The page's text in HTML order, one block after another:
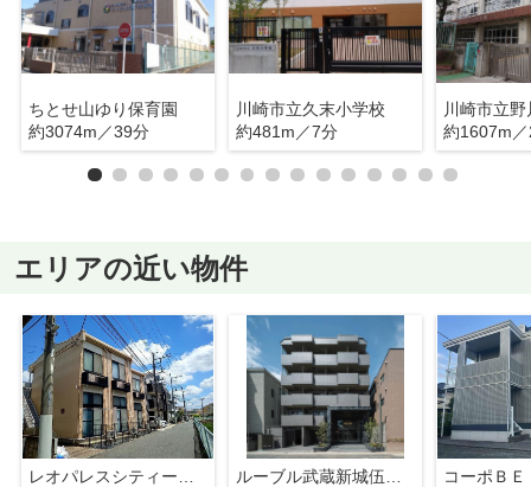
ちとせ山ゆり保育園
約3074m／39分
川崎市立久末小学校
約481m／7分
川崎市立
約1607m
エリアの近い物件
コーポＢＥ